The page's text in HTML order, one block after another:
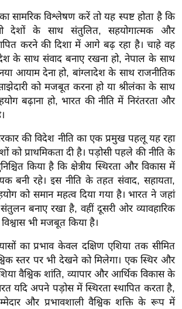
सामरिक विश्लेषण करें तो यह स्पष्ट होता है कि
देशों के साथ संतुलित, सहयोगात्मक और
करने की दिशा में आगे बढ़ रहा है। चाहे वह
देश के साथ संवाद बनाए रखना हो, नेपाल के साथ
आयाम देना हो, बांग्लादेश के साथ राजनीतिक
को मजबूत करना हो या श्रीलंका के साथ
बढ़ाना हो, भारत की नीति में निरंतरता और
की विदेश नीति का एक प्रमुख पहलू यह रहा
को प्राथमिकता दी है। पड़ोसी पहले की नीति के
किया है कि क्षेत्रीय स्थिरता और विकास में
बनी रहे। इस नीति के तहत संवाद, सहायता,
को समान महत्व दिया गया है। भारत ने जहां
बनाए रखा है, वहीं दूसरी ओर व्यावहारिक
भी मजबूत किया है।
का प्रभाव केवल दक्षिण एशिया तक सीमित
स्तर पर भी देखने को मिलेगा। एक स्थिर और
वैश्विक शांति, व्यापार और आर्थिक विकास के
यदि अपने पड़ोस में स्थिरता स्थापित करता है,
और प्रभावशाली वैश्विक शक्ति के रूप में